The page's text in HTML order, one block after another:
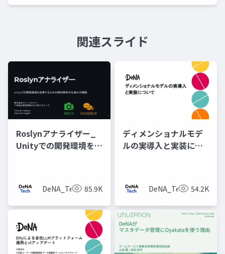
関連スライド
Roslynアナライザー_
Unityでの開発環境を改
DeNA_Tech 85.9K
ディメンショナルモデ
ルの実導入と実装につ
DeNA_Tech 54.2K